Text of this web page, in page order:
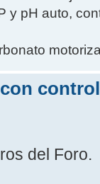
y pH auto,
del Foro.